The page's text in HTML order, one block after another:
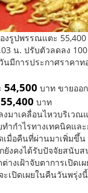
งรูปพรรณแตะ
น. ปรับตัวลดลง
นมีการประกาศราค
54,500บาท ขายออ
55,400บาท
มาเคลื่อนไหวบริเว
ำกำไรทางเทคนิคแล
มื่อคืนที่ผ่านมาเพิ่มขึ้
ยังคงได้รับปัจจัยสนั
เฝ้าจับตาการเปิดเ
เปิดเผยในคืนวันพรุ่